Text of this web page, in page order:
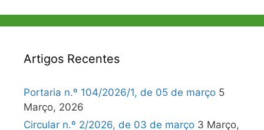
Artigos Recentes
Portaria n.º 104/2026/1, de 05 de março 5
Março, 2026
Circular n.º 2/2026, de 03 de março 3 Março,